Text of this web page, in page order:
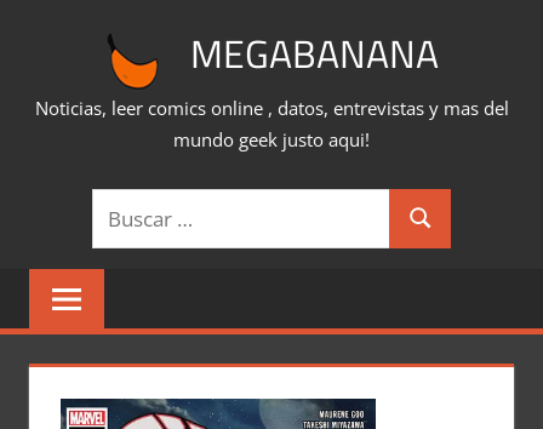
MEGABANANA
Noticias, leer comics online , datos, entrevistas y mas del
mundo geek justo aqui!
Buscar:
Buscar